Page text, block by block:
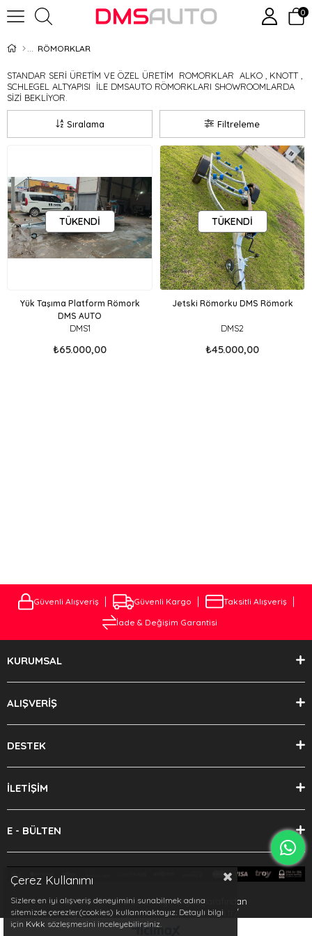
0
RÖMORKLAR
STANDAR SERİ ÜRETİM VE ÖZEL ÜRETİM ROMORKLAR ALKO , KNOTT ,
SCHLEGEL ALTYAPISI İLE DMSAUTO RÖMORKLARI SHOWROOMLARDA
SİZİ BEKLİYOR.
Filtreleme
Sıralama
TÜKENDI
Yük Taşıma Platform Römork
DMS AUTO
DMS1
₺65.000,00
TÜKENDI
Jetski Römorku DMS Römork
DMS2
₺45.000,00
Güvenli Alışveriş Güvenli Kargo
Taksitli Alışveriş
İade & Değişim Garantisi
KURUMSAL
ALIŞVERİŞ
DESTEK
İLETİŞİM
E - BÜLTEN
Bu sitenin kurulumuKeyo Digital
tarafından
yapılmıştır.https://www.dmsauto.com.tr/
Çerez Kullanımı
Sizlere en iyi alışveriş deneyimini sunabilmek adına
sitemizde çerezler(cookies) kullanmaktayız. Detaylı bilgi
için Kvkk sözleşmesini inceleyebilirsiniz.